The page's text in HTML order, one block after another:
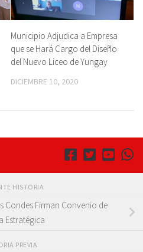
Municipio Adjudica a Empresa
que se Hará Cargo del Diseño
del Nuevo Liceo de Yungay
DICIEMBRE 10, 2020
HISTORIA
Condes Firman Convenio de
Estratégica
PREVIA